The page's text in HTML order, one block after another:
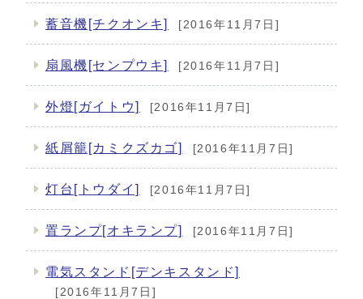
蓄音機[チクオンキ] [2016年11月7日]
扇風機[センプウキ] [2016年11月7日]
外燈[ガイトウ] [2016年11月7日]
紙屑籠[カミクズカゴ] [2016年11月7日]
灯台[トウダイ] [2016年11月7日]
置ランプ[オキランプ] [2016年11月7日]
電気スタンド[デンキスタンド]
[2016年11月7日]